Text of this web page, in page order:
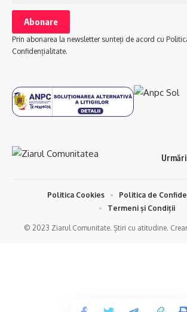
Prin abonarea la newsletter sunteți de acord cu
Confidențialitate.
© 2023 Ziarul Comunitate. Știri cu atitudine.
Politica Cookies
Politica de
Termeni și Condiții